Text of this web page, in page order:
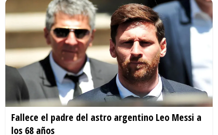
Fallece el padre del astro argentino Leo Messi a
los 68 años